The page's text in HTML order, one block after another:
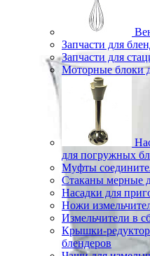
Запчасти для
Запчасти для
Моторные блоки
для погружных
Муфты
Стаканы мерные
Насадки для
Ножи
Измельчители в
Крышки-
блендеров